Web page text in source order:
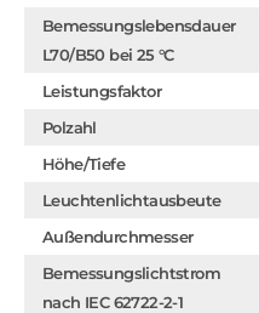
Bemessungslebensdauer
L70/B50 bei 25 °C
Leistungsfaktor
Polzahl
Höhe/Tiefe
Leuchtenlichtausbeute
Außendurchmesser
Bemessungslichtstrom
nach IEC 62722-2-1